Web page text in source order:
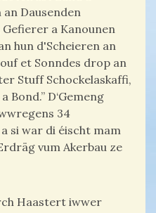
Dausenden
a Kanounen
hun d'Scheieren an
et Sonndes drop an
Stuff Schockelaskaffi,
Bond.” D‘Gemeng
34
si war di éischt mam
vum Akerbau ze
Haastert iwwer